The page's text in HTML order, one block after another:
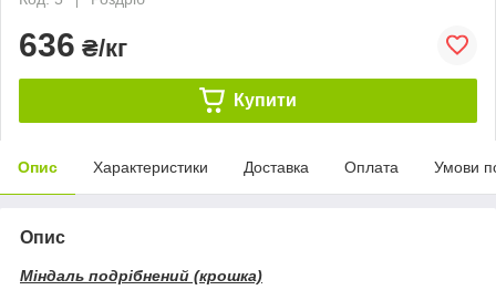
636 ₴/кг
Купити
Опис Характеристики Доставка Оплата Умови
Опис
Міндаль подрібнений (крошка)